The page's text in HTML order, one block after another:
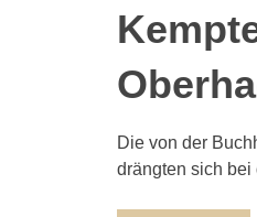
Die von der
drängten sich bei